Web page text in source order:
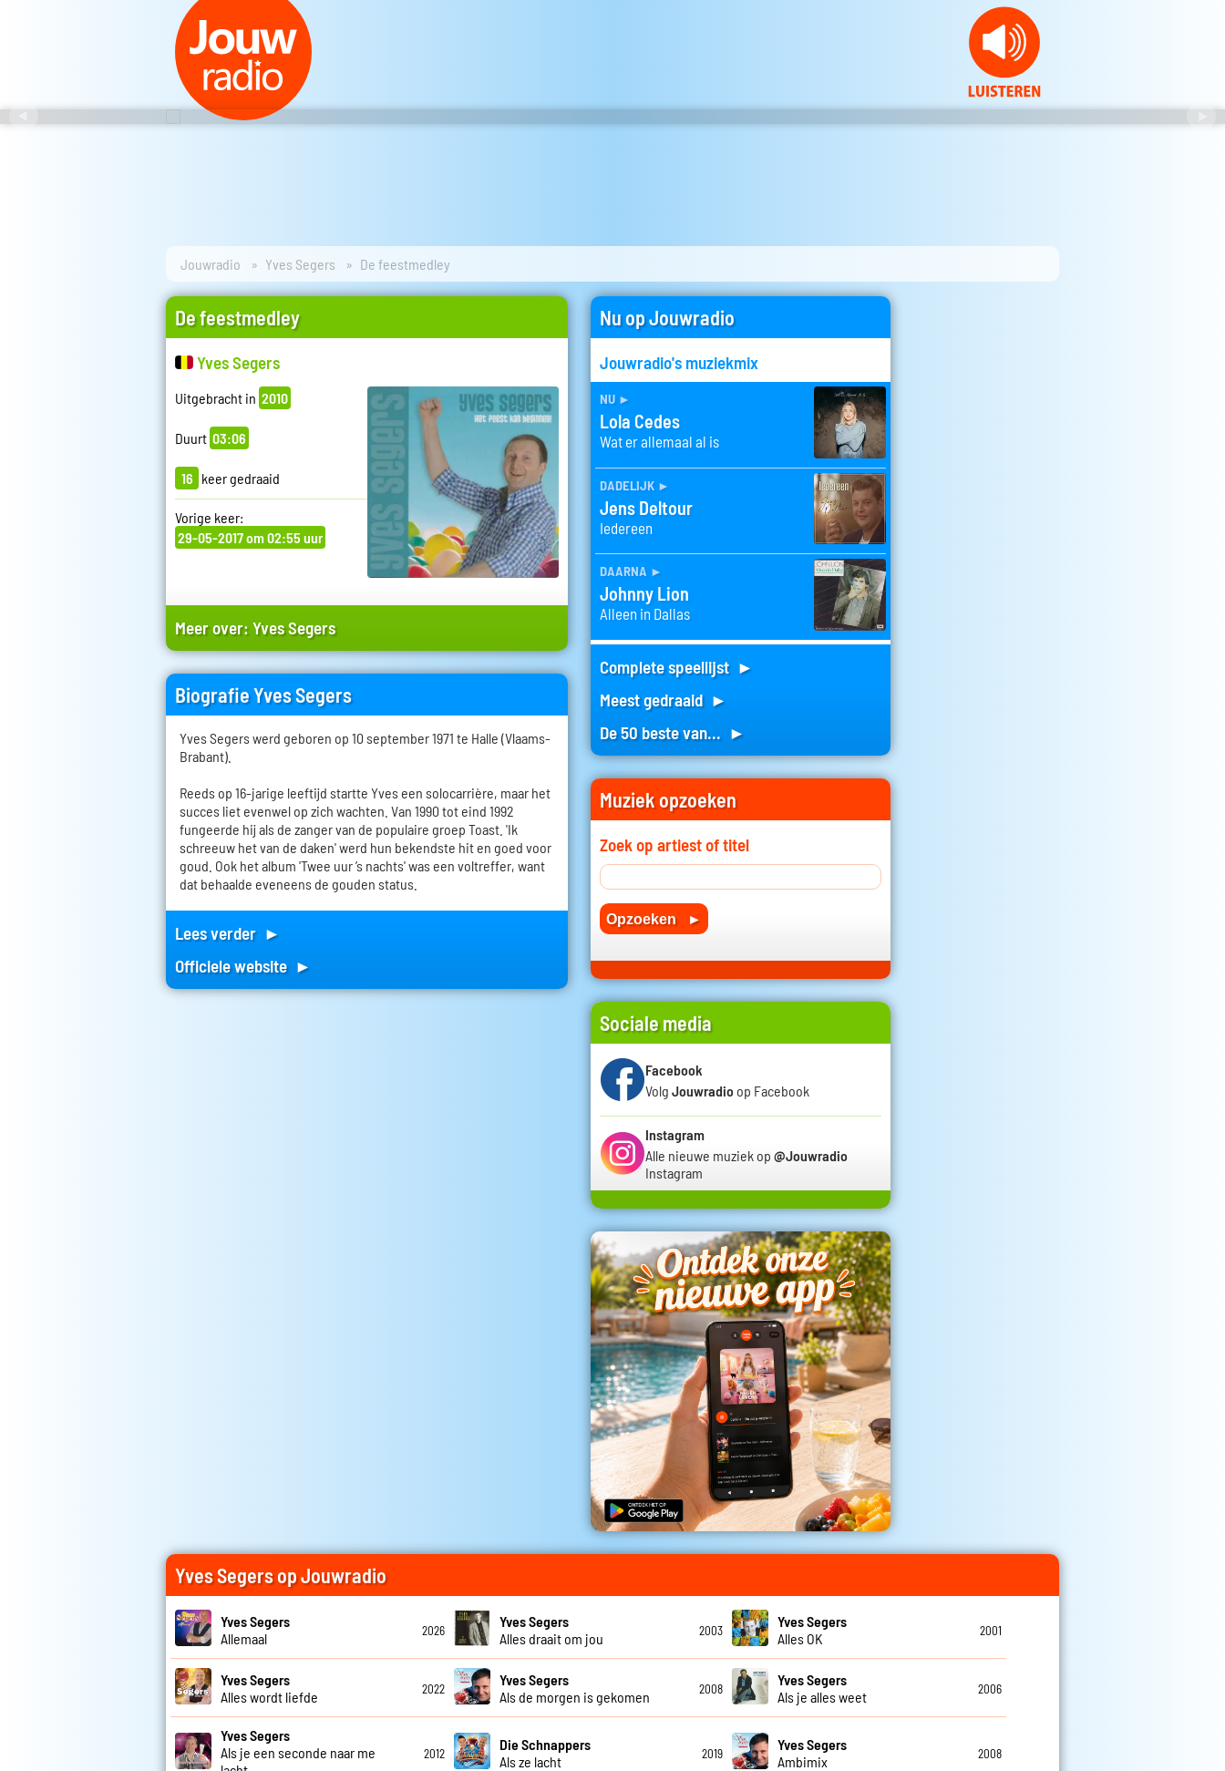
Jouwradio Yves Segers De feestmedley
De feestmedley
Yves Segers
Uitgebracht in 2010
Duurt 03:06
16 keer gedraaid
Vorige keer:
29-05-2017 om 02:55 uur
Meer over:Yves Segers
Biografie Yves Segers
Yves Segers werd geboren op 10 september 1971 te Halle (Vlaams-
Brabant).
Reeds op 16-jarige leeftijd startte Yves een solocarrière, maar het
succes liet evenwel op zich wachten. Van 1990 tot eind 1992
fungeerde hij als de zanger van de populaire groep Toast. 'Ik
schreeuw het van de daken' werd hun bekendste hit en goed voor
goud. Ook het album 'Twee uur ’s nachts' was een voltreffer, want
dat behaalde eveneens de gouden status.
Lees verder ►
Officiele website ►
Nu op Jouwradio
Jouwradio's muziekmix
nu ►
Lola Cedes
Wat er allemaal al is
dadelijk ►
Jens Deltour
Iedereen
daarna ►
Johnny Lion
Alleen in Dallas
Complete speellijst ►
Meest gedraaid ►
De 50 beste van... ►
Muziek opzoeken
Zoek op artiest of titel
Sociale media
Facebook
Volg Jouwradio op Facebook
Instagram
Alle nieuwe muziek op @Jouwradio
Instagram
Yves Segers op Jouwradio
Yves Segers
Allemaal
2026
Yves Segers
Alles draait om jou
2003
Yves Segers
Alles OK
2001
Yves Segers
Alles wordt liefde
2022
Yves Segers
Als de morgen is gekomen
2008
Yves Segers
Als je alles weet
2006
Yves Segers
Als je een seconde naar me
2012
Die Schnappers
Als ze lacht
2019
Yves Segers
Ambimix
2008